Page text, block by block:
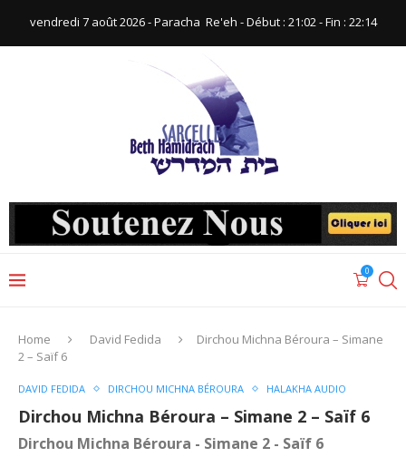
vendredi 7 août 2026 - Paracha ‪ Re'eh‬ - Début : 21:02‬ - Fin : ‪22:14‬
0
Home David Fedida
Dirchou Michna Béroura – Simane
2 – Saïf 6
DAVID FEDIDA DIRCHOU MICHNA BÉROURA HALAKHA AUDIO
Dirchou Michna Béroura – Simane 2 – Saïf 6
Dirchou Michna Béroura - Simane 2 - Saïf 6